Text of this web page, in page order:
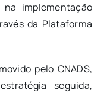
na implementação
da Plataforma
pelo CNADS,
seguida,